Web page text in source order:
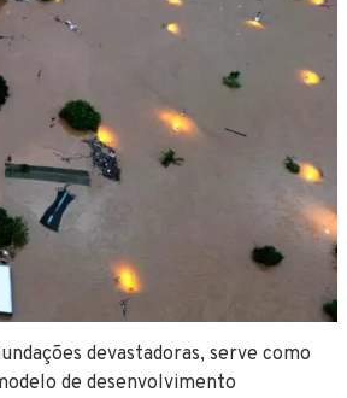
devastadoras, serve como
de desenvolvimento